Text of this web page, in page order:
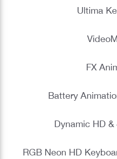
Ultima
FX
Battery
Dynamic HD
RGB Neon HD